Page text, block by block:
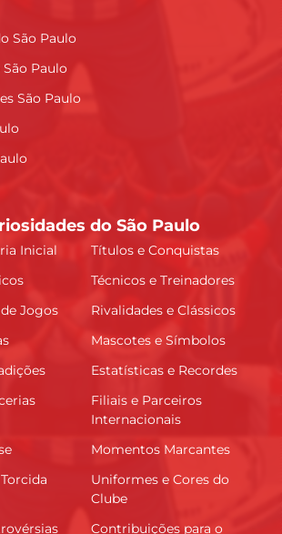
São Paulo
Paulo
São Paulo
do São Paulo
Inicial
Títulos e Conquistas
Técnicos e Treinadores
Jogos
Rivalidades e Clássicos
Mascotes e Símbolos
Estatísticas e Recordes
Filiais e Parceiros
Internacionais
Momentos Marcantes
Uniformes e Cores do
Clube
Contribuições para o